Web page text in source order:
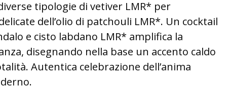
tipologie di vetiver LMR* per
dell’olio di patchouli LMR*. Un cocktail
e cisto labdano LMR* amplifica la
disegnando nella base un accento caldo
Autentica celebrazione dell’anima